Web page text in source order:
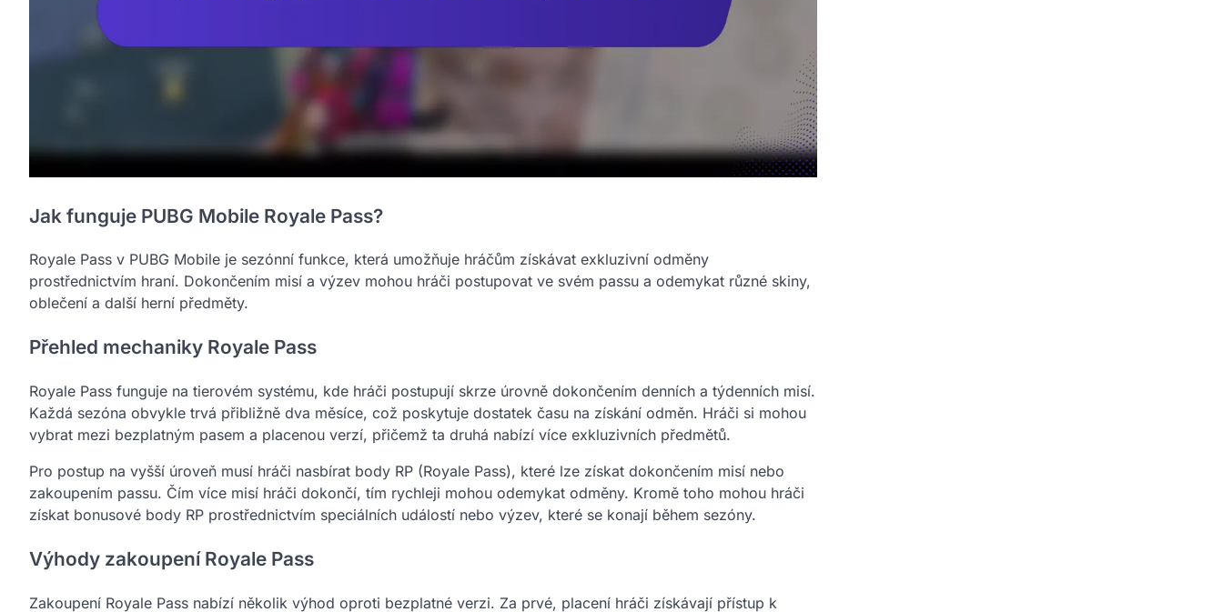
Jak funguje PUBG Mobile Royale Pass?
Royale Pass v PUBG Mobile je sezónní funkce, která umožňuje hráčům získávat exkluzivní odměny
prostřednictvím hraní. Dokončením misí a výzev mohou hráči postupovat ve svém passu a odemykat různé skiny,
oblečení a další herní předměty.
Přehled mechaniky Royale Pass
Royale Pass funguje na tierovém systému, kde hráči postupují skrze úrovně dokončením denních a týdenních misí.
Každá sezóna obvykle trvá přibližně dva měsíce, což poskytuje dostatek času na získání odměn. Hráči si mohou
vybrat mezi bezplatným pasem a placenou verzí, přičemž ta druhá nabízí více exkluzivních předmětů.
Pro postup na vyšší úroveň musí hráči nasbírat body RP (Royale Pass), které lze získat dokončením misí nebo
zakoupením passu. Čím více misí hráči dokončí, tím rychleji mohou odemykat odměny. Kromě toho mohou hráči
získat bonusové body RP prostřednictvím speciálních událostí nebo výzev, které se konají během sezóny.
Výhody zakoupení Royale Pass
Zakoupení Royale Pass nabízí několik výhod oproti bezplatné verzi. Za prvé, placení hráči získávají přístup k